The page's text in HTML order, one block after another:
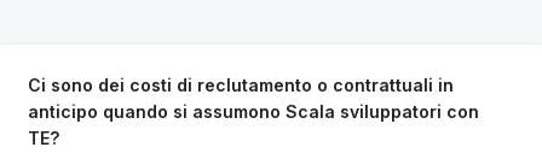
Ci sono dei costi di reclutamento o contrattuali in
anticipo quando si assumono Scala sviluppatori con
TE?